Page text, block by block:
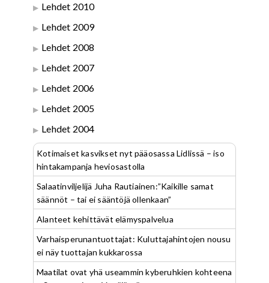
Lehdet 2010
Lehdet 2009
Lehdet 2008
Lehdet 2007
Lehdet 2006
Lehdet 2005
Lehdet 2004
Kotimaiset kasvikset nyt pääosassa Lidlissä – iso
hintakampanja heviosastolla
Salaatinviljelijä Juha Rautiainen:”Kaikille samat
säännöt – tai ei sääntöjä ollenkaan”
Alanteet kehittävät elämyspalvelua
Varhaisperunantuottajat: Kuluttajahintojen nousu
ei näy tuottajan kukkarossa
Maatilat ovat yhä useammin kyberuhkien kohteena